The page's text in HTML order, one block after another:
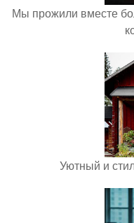
Мы прожили вместе
Уютный и